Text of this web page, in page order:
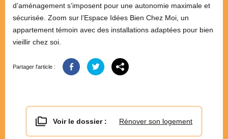
d’aménagement s’imposent pour une autonomie maximale et
sécurisée. Zoom sur l’Espace Idées Bien Chez Moi, un
appartement témoin avec des installations adaptées pour bien
vieillir chez soi.
Partager l'article :
Voir le dossier : Rénover son logement